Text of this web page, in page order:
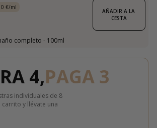
€/ml
completo - 100ml
AÑADIR A LA
CESTA
4,PAGA 3
individuales de 8
y llévate una